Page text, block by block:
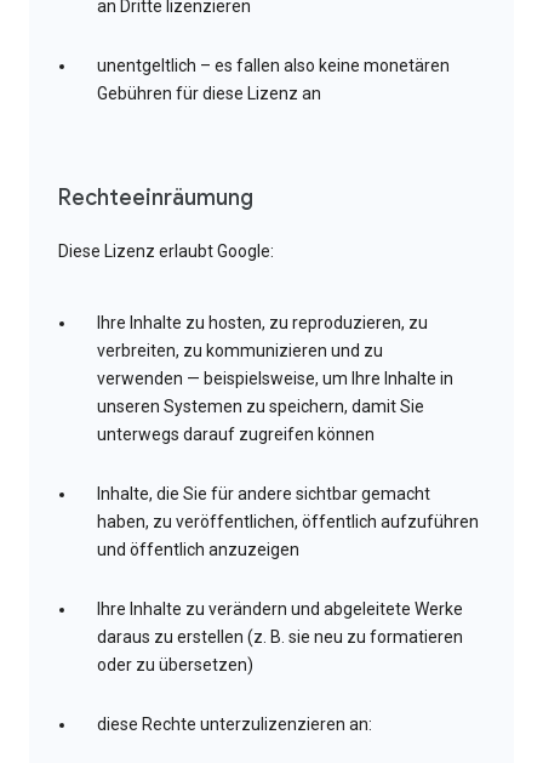
an Dritte lizenzieren
unentgeltlich – es fallen also keine monetären
Gebühren für diese Lizenz an
Rechteeinräumung
Diese Lizenz erlaubt Google:
Ihre Inhalte zu hosten, zu reproduzieren, zu
verbreiten, zu kommunizieren und zu
verwenden — beispielsweise, um Ihre Inhalte in
unseren Systemen zu speichern, damit Sie
unterwegs darauf zugreifen können
Inhalte, die Sie für andere sichtbar gemacht
haben, zu veröffentlichen, öffentlich aufzuführen
und öffentlich anzuzeigen
Ihre Inhalte zu verändern und abgeleitete Werke
daraus zu erstellen (z. B. sie neu zu formatieren
oder zu übersetzen)
diese Rechte unterzulizenzieren an: